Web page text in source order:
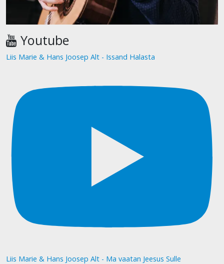
Youtube
Liis Marie & Hans Joosep Alt - Issand Halasta
Liis Marie & Hans Joosep Alt - Ma vaatan Jeesus Sulle